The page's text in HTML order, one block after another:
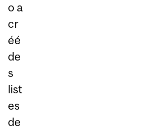
o a
cr
éé
de
s
list
es
de